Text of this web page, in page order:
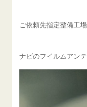
ご依頼先指定整備工
ナビのフイルムアン